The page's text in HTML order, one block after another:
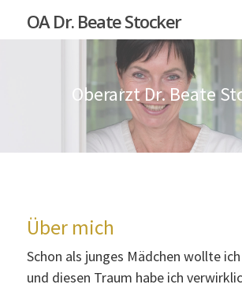
Hit enter to search or ESC to close
OA Dr. Beate Stocker
Oberarzt Dr. Beate
Über mich
Schon als junges Mädchen wollte
und diesen Traum habe ich